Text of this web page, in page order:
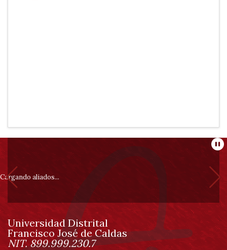
Información
pie
de
página
Cargando aliados...
Información
Universidad Distrital
Francisco José de Caldas
NIT. 899.999.230.7